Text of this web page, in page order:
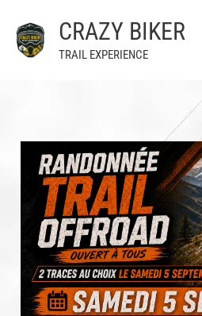
contenu
CRAZY BIKER
TRAIL EXPERIENCE